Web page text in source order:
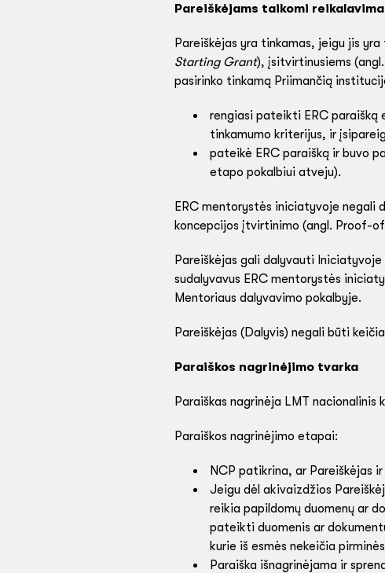
Pareiškėjams taikomi
Pareiškėjas yra tinkamas, jeigu jis
Starting Grant), įsitvirtinusiems (angl.
pasirinko tinkamą Priimančią
rengiasi pateikti ERC paraišką
tinkamumo kriterijus, ir
pateikė ERC paraišką ir buvo
etapo pokalbiui atveju).
ERC mentorystės iniciatyvoje negali
koncepcijos įtvirtinimo (angl. Proof-
Pareiškėjas gali dalyvauti
sudalyvavus ERC mentorystės
Mentoriaus dalyvavimo pokalbyje.
Pareiškėjas (Dalyvis) negali būti
Paraiškos nagrinėjimo tvarka
Paraiškas nagrinėja LMT
Paraiškos nagrinėjimo etapai:
NCP patikrina, ar Pareiškėjas
Jeigu dėl akivaizdžios
reikia papildomų duomenų ar
pateikti duomenis ar
kurie iš esmės nekeičia
Paraiška išnagrinėjama ir